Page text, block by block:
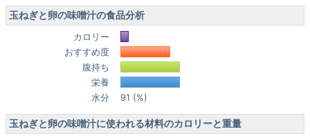
玉ねぎと卵の味噌汁の食品分析
カロリー
おすすめ度
腹持ち
栄養
水分
91 (%)
玉ねぎと卵の味噌汁に使われる材料のカロリーと重量